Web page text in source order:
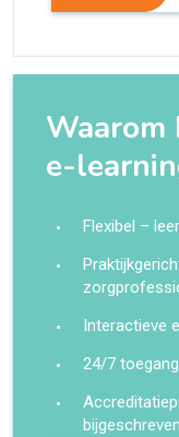
Waarom
e-
Flexibel –
Interactieve
24/7
bijgeschreven